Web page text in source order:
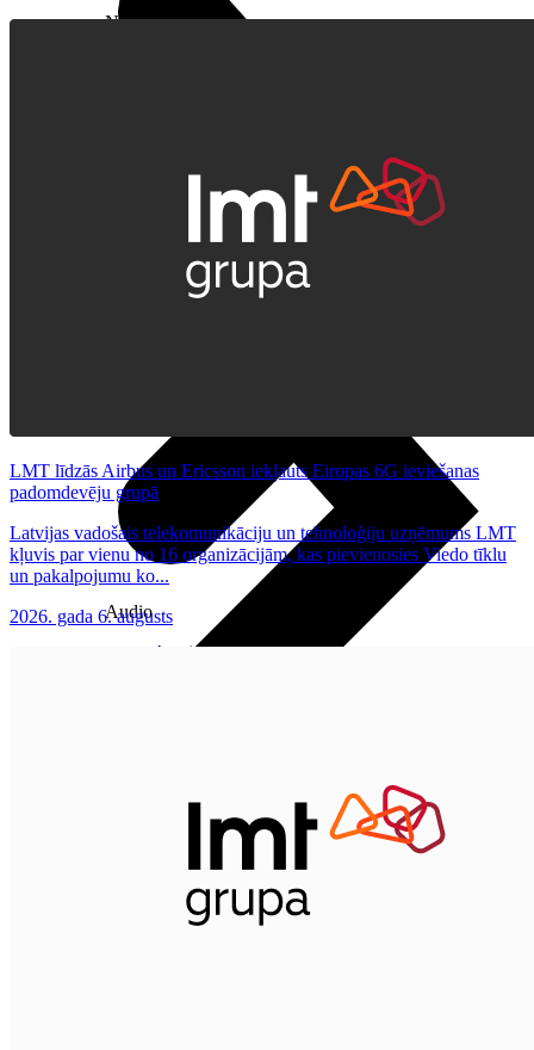
Noderīgi
Darbalaika uzskaite
Zvanu pārvaldnieks
Mobilo iekārtu pārvaldība
Audio
Austiņas
LMT līdzās Airbus un Ericsson iekļauts Eiropas 6G ieviešanas
padomdevēju grupā
Latvijas vadošais telekomunikāciju un tehnoloģiju uzņēmums LMT
kļuvis par vienu no 16 organizācijām, kas pievienosies Viedo tīklu
un pakalpojumu ko...
2026. gada 6. augusts